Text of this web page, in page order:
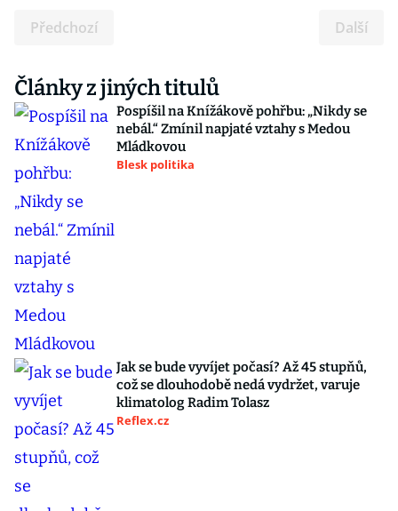
Předchozí Další
Články z jiných titulů
Pospíšil na Knížákově pohřbu: „Nikdy se
nebál.“ Zmínil napjaté vztahy s Medou
Mládkovou
Blesk politika
Jak se bude vyvíjet počasí? Až 45 stupňů,
což se dlouhodobě nedá vydržet, varuje
klimatolog Radim Tolasz
Reflex.cz